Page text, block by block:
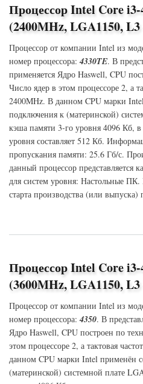
Процессор Intel Core
(2400MHz, LGA1150,
Процессор от компании Intel из
номер процессора: 4330TE. В
применяется Ядро Haswell, CPU
Число ядер в этом процессоре 2, а
2400MHz. В данном CPU марки
подключения к (материнской)
кэша памяти 3-го уровня 4096 Кб,
уровня составляет 512 Кб.
пропускания памяти: 25.6 Гб/с.
данный процессор представляется
для систем уровня: Настольные
старта производства (или выпуска)
о Процессор Intel Core i3-4330TE Haswell
Процессор Intel Core i3-
(3600MHz, LGA1150,
Процессор от компании Intel из
номер процессора: 4350. В
Ядро Haswell, CPU построен по
этом процессоре 2, а тактовая
данном CPU марки Intel применён
(материнской) системной плате